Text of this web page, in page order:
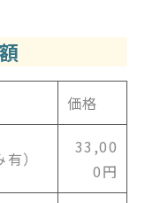
価格
）
33,00
0円